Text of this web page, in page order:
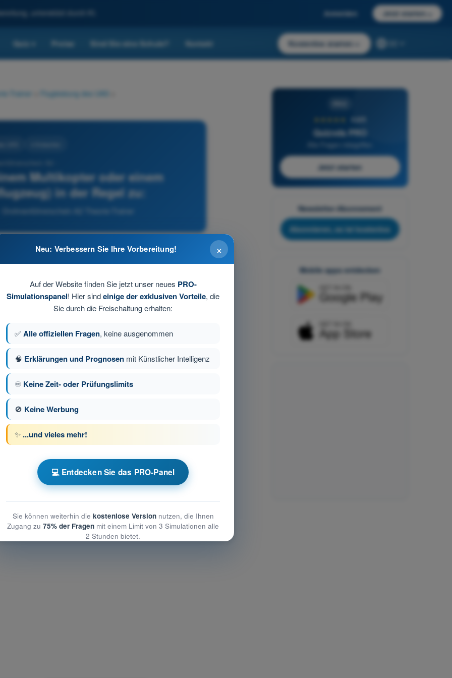
unterstützt durch KI. Anmelden Jetzt starten
Quiz Preise Sind Sie eine Schule? Kontakt Kostenlos starten
Trainer Flugleistung des UAS
Multikopter oder einem
in der Regel zu:
A2 Theorie-Trainer
Leistung als bei weniger dichter Luft
30 von 72 Nächste Frage
Drohnenführerschein A2
des UAS
4,6/5
Quizvds PRO
Alle Fragen inbegriffen
Jetzt starten
Newsletter-Abonnement
Abonnieren, es ist kostenlos
Mobile apps entdecken
×
Neu: Verbessern Sie Ihre Vorbereitung!
Auf der Website finden Sie jetzt unser neues PRO-
Simulationspanel! Hier sindeinige der exklusiven Vorteile, die
Sie durch die Freischaltung erhalten:
✅Alle offiziellen Fragen, keine ausgenommen
🧠 Erklärungen und Prognosen mit Künstlicher Intelligenz
♾️ Keine Zeit- oder Prüfungslimits
🚫 Keine Werbung
✨ ...und vieles mehr!
💻 Entdecken Sie das PRO-Panel
Sie können weiterhin die kostenlose Versionnutzen, die Ihnen
Zugang zu 75% der Fragen mit einem Limit von 3 Simulationen alle
2 Stunden bietet.